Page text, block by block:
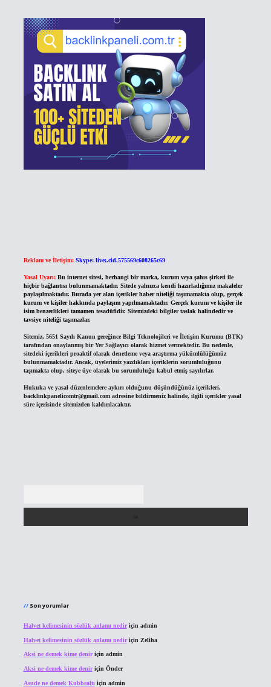
Reklam ve İletişim: Skype: live:.cid.575569c608265c69
Yasal Uyarı: Bu internet sitesi, herhangi bir marka, kurum veya şahıs şirketi ile
hiçbir bağlantısı bulunmamaktadır. Sitede yalnızca kendi hazırladığımız makaleler
paylaşılmaktadır. Burada yer alan içerikler haber niteliği taşımamakta olup, gerçek
kurum ve kişiler hakkında paylaşım yapılmamaktadır. Gerçek kurum ve kişiler ile
isim benzerlikleri tamamen tesadüfidir. Sitemizdeki bilgiler taslak halindedir ve
tavsiye niteliği taşımazlar.
Sitemiz, 5651 Sayılı Kanun gereğince Bilgi Teknolojileri ve İletişim Kurumu (BTK)
tarafından onaylanmış bir Yer Sağlayıcı olarak hizmet vermektedir. Bu nedenle,
sitedeki içerikleri proaktif olarak denetleme veya araştırma yükümlülüğümüz
bulunmamaktadır. Ancak, üyelerimiz yazdıkları içeriklerin sorumluluğunu
taşımakta olup, siteye üye olarak bu sorumluluğu kabul etmiş sayılırlar.
Hukuka ve yasal düzenlemelere aykırı olduğunu düşündüğünüz içerikleri,
backlinkpanelicomtr@gmail.comadresine bildirmeniz halinde, ilgili içerikler yasal
süre içerisinde sitemizden kaldırılacaktır.
Son yorumlar
Halvet kelimesinin sözlük anlamı nediriçin admin
Halvet kelimesinin sözlük anlamı nediriçin Zeliha
Aksi ne demek kime deniriçin admin
Aksi ne demek kime deniriçin Önder
Asude ne demek Kubbealtı için admin